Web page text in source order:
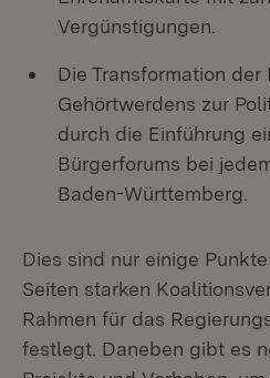
Vergünstigungen.
Die Transformation der
Gehörtwerdens zur
durch die Einführung
Bürgerforums bei
Baden-Württemberg.
Dies sind nur einige
Seiten starken
Rahmen für das
festlegt. Daneben gibt es